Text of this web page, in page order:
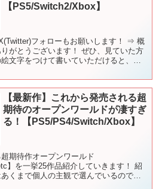
【PS5/Switch2/Xbox】
フォローもお願いします！ ⇒ 概
がとうございます！ ぜひ、見ていた方
文字をつけて書いていただけると、
【最新作】これから発売される超
期待のオープンワールドが凄すぎ
る！【PS5/PS4/Switch/Xbox】
期待作オープンワールド
】を一挙25作品紹介していきます！ 紹
くまで個人の主観で選んでいるので良